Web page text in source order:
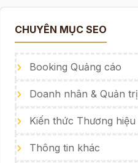
CHUYÊN MỤC SEO
Booking Quảng cáo
Doanh nhân & Quản trị
Kiến thức Thương hiệu
Thông tin khác